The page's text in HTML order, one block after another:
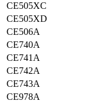
CE505XC
CE505XD
CE506A
CE740A
CE741A
CE742A
CE743A
CE978A